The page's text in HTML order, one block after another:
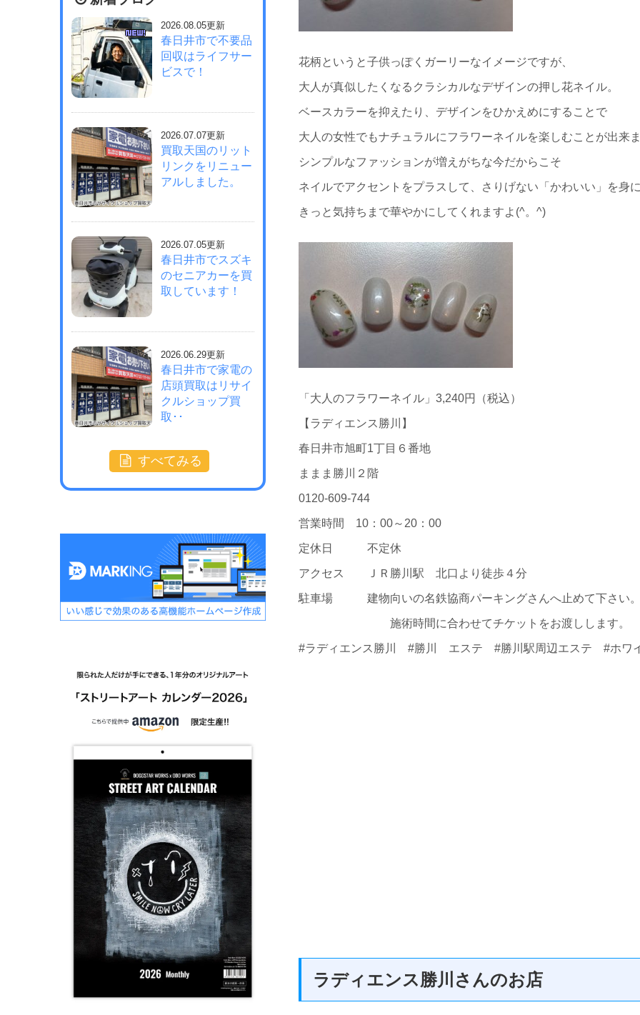
花柄というと子供っぽくガーリーなイメージですが、
大人が真似したくなるクラシカルなデザインの押し花ネイル。
ベースカラーを抑えたり、デザインをひかえめにすることで
大人の女性でもナチュラルにフラワーネイルを楽しむことが出来
シンプルなファッションが増えがちな今だからこそ
ネイルでアクセントをプラスして、さりげない「かわいい」を身
きっと気持ちまで華やかにしてくれますよ(^。^)
「大人のフラワーネイル」3,240円（税込）
【ラディエンス勝川】
春日井市旭町1丁目６番地
ままま勝川２階
0120-609-744
営業時間 10：00～20：00
定休日 不定休
アクセス ＪＲ勝川駅 北口より徒歩４分
駐車場 建物向いの名鉄協商パーキングさんへ止めて下さい。
施術時間に合わせてチケットをお渡しします。
#ラディエンス勝川 #勝川 エステ #勝川駅周辺エステ #ホワ
ラディエンス勝川さんのお店
2026.08.05更新
春日井市で不要品
回収はライフサー
ビスで！
2026.07.07更新
買取天国のリット
リンクをリニュー
アルしました。
2026.07.05更新
春日井市でスズキ
のセニアカーを買
取しています！
2026.06.29更新
春日井市で家電の
店頭買取はリサイ
クルショップ買
取･･
すべてみる